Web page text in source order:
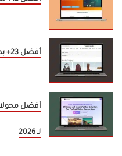
أفضل 23+ بديلًا لـ Facebook Marketplace لعام 2026
لـ 2026